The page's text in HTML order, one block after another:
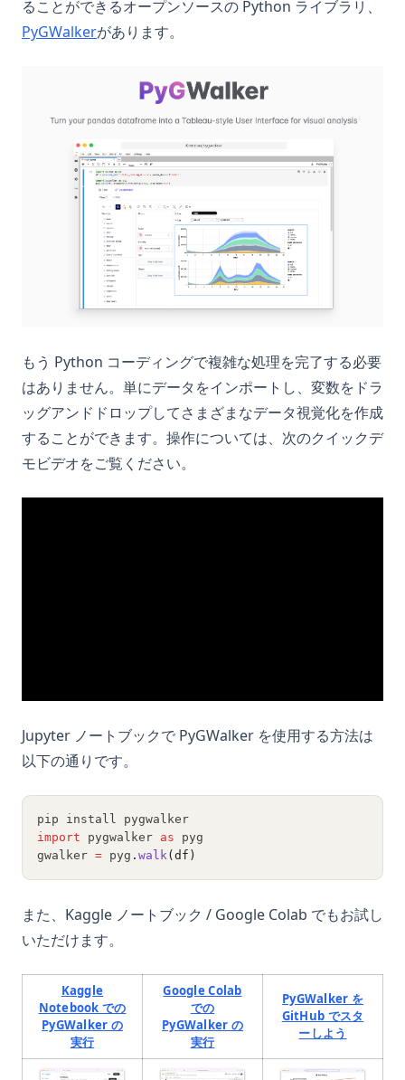
ることができるオープンソースの Python ライブラリ、
PyGWalker(opens in a new tab)
があります。
もう Python コーディングで複雑な処理を完了する必要
はありません。単にデータをインポートし、変数をドラ
ッグアンドドロップしてさまざまなデータ視覚化を作成
することができます。操作については、次のクイックデ
モビデオをご覧ください。
Jupyter ノートブックで PyGWalker を使用する方法は
以下の通りです。
pip install pygwalker
import pygwalker as pyg
gwalker = pyg . walk (df)
また、Kaggle ノートブック / Google Colab でもお試し
いただけます。
Kaggle
Notebook での
PyGWalker の
実行(opens in a new tab)
Google Colab
での
PyGWalker の
実行(opens in a new tab)
PyGWalker を
GitHub でスタ
ーしよう